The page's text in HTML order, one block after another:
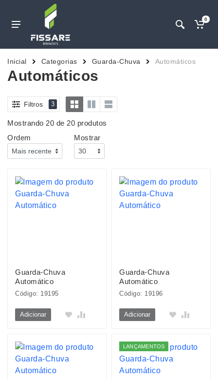
0
Inicial Categorias Guarda-Chuva Automáticos
Automáticos
Filtros 3
Mostrando 20 de 20 produtos
Ordem
Mostrar
Guarda-Chuva
Automático
Código: 19195
Adicionar
Guarda-Chuva
Automático
Código: 19196
Adicionar
LANÇAMENTOS